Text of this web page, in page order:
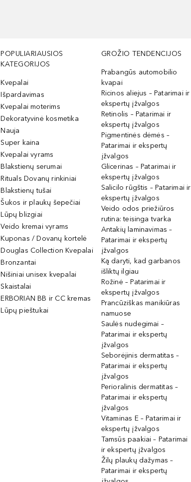
POPULIARIAUSIOS
KATEGORIJOS
Kvepalai
Išpardavimas
Kvepalai moterims
Dekoratyvinė kosmetika
Nauja
Super kaina
Kvepalai vyrams
Blakstienų serumai
Rituals Dovanų rinkiniai
Blakstienų tušai
Šukos ir plaukų šepečiai
Lūpų blizgiai
Veido kremai vyrams
Kuponas / Dovanų kortelė
Douglas Collection Kvepalai
Bronzantai
Nišiniai unisex kvepalai
Skaistalai
ERBORIAN BB ir CC kremas
Lūpų pieštukai
GROŽIO TENDENCIJOS
Prabangūs automobilio
kvapai
Ricinos aliejus – Patarimai ir
ekspertų įžvalgos
Retinolis – Patarimai ir
ekspertų įžvalgos
Pigmentinės dėmės –
Patarimai ir ekspertų
įžvalgos
Glicerinas – Patarimai ir
ekspertų įžvalgos
Salicilo rūgštis – Patarimai ir
ekspertų įžvalgos
Veido odos priežiūros
rutina: teisinga tvarka
Antakių laminavimas –
Patarimai ir ekspertų
įžvalgos
Ką daryti, kad garbanos
išliktų ilgiau
Rožinė – Patarimai ir
ekspertų įžvalgos
Prancūziškas manikiūras
namuose
Saulės nudegimai –
Patarimai ir ekspertų
įžvalgos
Seborėjinis dermatitas –
Patarimai ir ekspertų
įžvalgos
Perioralinis dermatitas –
Patarimai ir ekspertų
įžvalgos
Vitaminas E – Patarimai ir
ekspertų įžvalgos
Tamsūs paakiai – Patarimai
ir ekspertų įžvalgos
Žilų plaukų dažymas –
Patarimai ir ekspertų